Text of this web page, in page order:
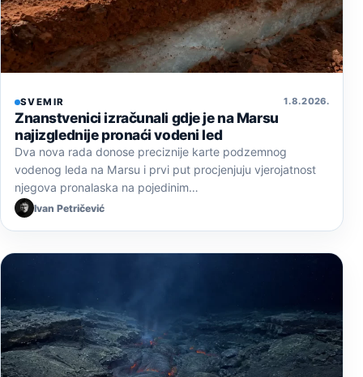
SVEMIR 1. 8. 2026.
Znanstvenici izračunali gdje je na Marsu
najizglednije pronaći vodeni led
Dva nova rada donose preciznije karte podzemnog
vodenog leda na Marsu i prvi put procjenjuju vjerojatnost
njegova pronalaska na pojedinim…
Ivan Petričević